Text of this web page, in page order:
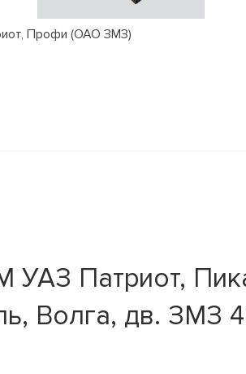
Профи (ОАО ЗМЗ)
Патриот,
Волга, дв. ЗМЗ